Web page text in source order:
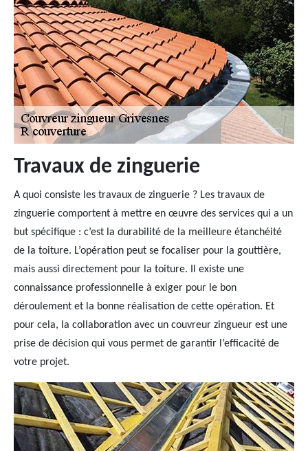
Travaux de zinguerie
A quoi consiste les travaux de zinguerie ? Les travaux de
zinguerie comportent à mettre en œuvre des services qui a un
but spécifique : c’est la durabilité de la meilleure étanchéité
de la toiture. L’opération peut se focaliser pour la gouttière,
mais aussi directement pour la toiture. Il existe une
connaissance professionnelle à exiger pour le bon
déroulement et la bonne réalisation de cette opération. Et
pour cela, la collaboration avec un couvreur zingueur est une
prise de décision qui vous permet de garantir l’efficacité de
votre projet.